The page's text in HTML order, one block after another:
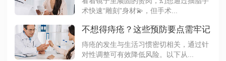
术快速“雕刻”身材💫，但手术...
不想得痔疮？这些预防要点需牢记
痔疮的发生与生活习惯密切相关，通过针
对性调整可有效降低风险。以下从...